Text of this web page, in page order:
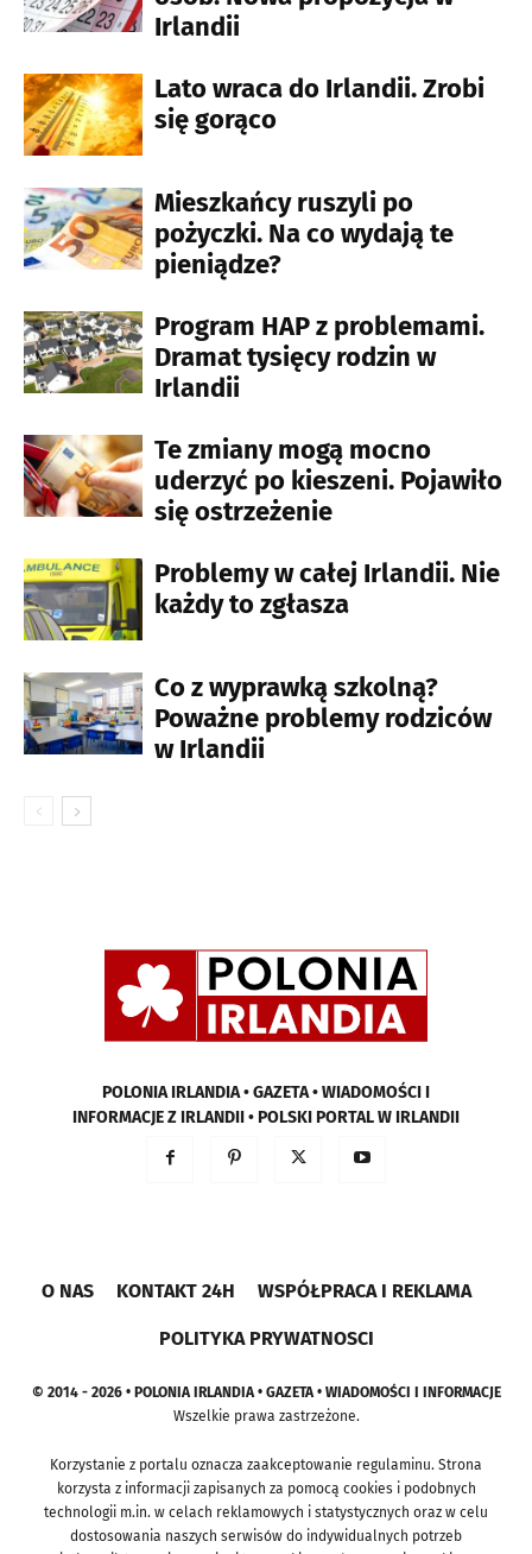
Irlandii
Lato wraca do Irlandii. Zrobi
się gorąco
Mieszkańcy ruszyli po
pożyczki. Na co wydają te
pieniądze?
Program HAP z problemami.
Dramat tysięcy rodzin w
Irlandii
Te zmiany mogą mocno
uderzyć po kieszeni. Pojawiło
się ostrzeżenie
Problemy w całej Irlandii. Nie
każdy to zgłasza
Co z wyprawką szkolną?
Poważne problemy rodziców
w Irlandii
POLONIA IRLANDIA • GAZETA • WIADOMOŚCI I
INFORMACJE Z IRLANDII • POLSKI PORTAL W IRLANDII
O NAS KONTAKT 24H WSPÓŁPRACA I REKLAMA
POLITYKA PRYWATNOSCI
© 2014 - 2026 • POLONIA IRLANDIA • GAZETA • WIADOMOŚCI I INFORMACJE
Wszelkie prawa zastrzeżone.
Korzystanie z portalu oznacza zaakceptowanie regulaminu. Strona
korzysta z informacji zapisanych za pomocą cookies i podobnych
technologii m.in. w celach reklamowych i statystycznych oraz w celu
dostosowania naszych serwisów do indywidualnych potrzeb